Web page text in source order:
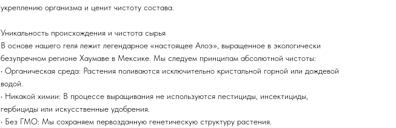
укреплению организма и ценит чистоту состава.
Уникальность происхождения и чистота сырья
В основе нашего геля лежит легендарное «настоящее Алоэ», выращенное в экологически
безупречном регионе Хаумаве в Мексике. Мы следуем принципам абсолютной чистоты:
• Органическая среда: Растения поливаются исключительно кристальной горной или дождевой
водой.
• Никакой химии: В процессе выращивания не используются пестициды, инсектициды,
гербициды или искусственные удобрения.
• Без ГМО: Мы сохраняем первозданную генетическую структуру растения.